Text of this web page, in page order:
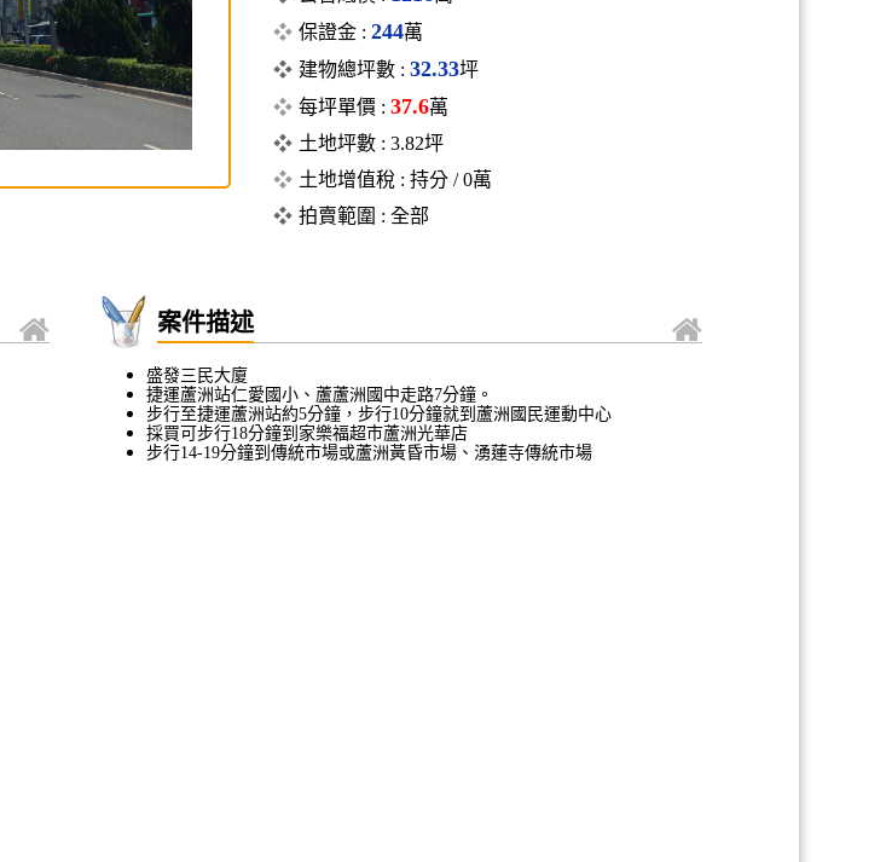
保證金 : 244萬
建物總坪數 : 32.33坪
每坪單價 : 37.6萬
土地坪數 : 3.82坪
土地增值稅 : 持分 / 0萬
拍賣範圍 : 全部
案件描述
盛發三民大廈
捷運蘆洲站仁愛國小、蘆蘆洲國中走路7分鐘。
步行至捷運蘆洲站約5分鐘，步行10分鐘就到蘆洲國民運動中心
採買可步行18分鐘到家樂福超市蘆洲光華店
步行14-19分鐘到傳統市場或蘆洲黃昏市場、湧蓮寺傳統市場